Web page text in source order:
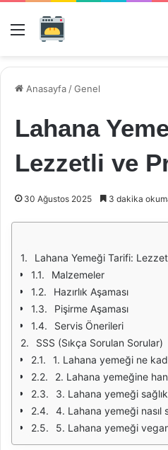
Menü
Anasayfa /Genel
Lahana
Lezzetli ve
30 Ağustos 2025 3 dakika
Lahana Yemeği Tarifi:
Malzemeler
Hazırlık Aşaması
Pişirme Aşaması
Servis Önerileri
SSS (Sıkça Sorulan Sorular)
1. Lahana yemeği ne
2. Lahana yemeğine
3. Lahana yemeği
4. Lahana yemeği nasıl
5. Lahana yemeği